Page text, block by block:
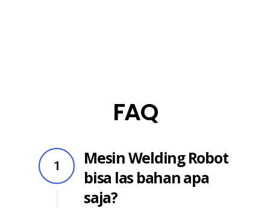
FAQ
1
Mesin Welding Robot
bisa las bahan apa
saja?